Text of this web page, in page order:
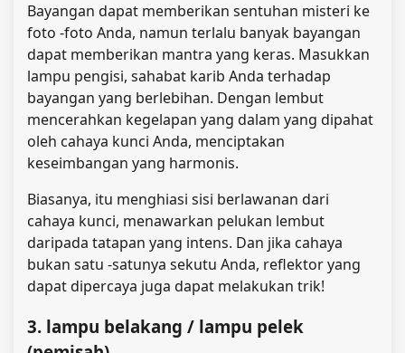
Bayangan dapat memberikan sentuhan misteri ke
foto -foto Anda, namun terlalu banyak bayangan
dapat memberikan mantra yang keras. Masukkan
lampu pengisi, sahabat karib Anda terhadap
bayangan yang berlebihan. Dengan lembut
mencerahkan kegelapan yang dalam yang dipahat
oleh cahaya kunci Anda, menciptakan
keseimbangan yang harmonis.
Biasanya, itu menghiasi sisi berlawanan dari
cahaya kunci, menawarkan pelukan lembut
daripada tatapan yang intens. Dan jika cahaya
bukan satu -satunya sekutu Anda, reflektor yang
dapat dipercaya juga dapat melakukan trik!
3. lampu belakang / lampu pelek